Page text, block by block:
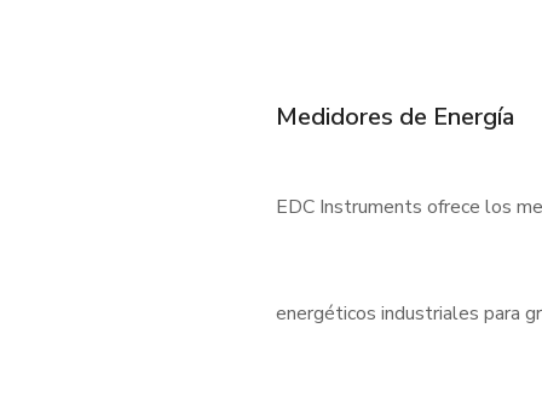
Medidores de Energía
EDC Instruments ofrece los
energéticos industriales para